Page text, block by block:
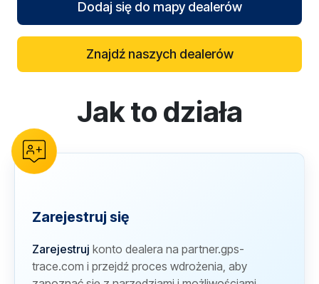
Dodaj się do mapy dealerów
Znajdź naszych dealerów
reCAPTCHA verificationJak to działa
Zarejestruj się
Zarejestruj konto dealera na partner.gps-
trace.com i przejdź proces wdrożenia, aby